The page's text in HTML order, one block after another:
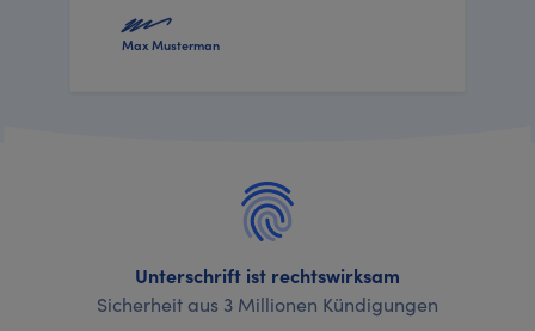
Max Musterman
Unterschrift ist rechtswirksam
Sicherheit aus 3 Millionen Kündigungen